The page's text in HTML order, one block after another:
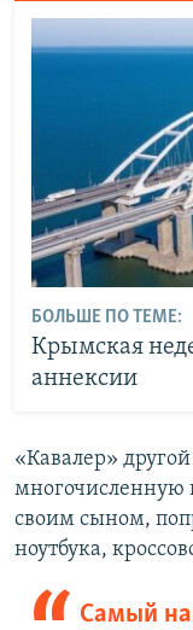
БОЛЬШЕ ПО ТЕМЕ:
Крымская
аннексии
«Кавалер»
многочисленную
своим сыном,
ноутбука,
Самый